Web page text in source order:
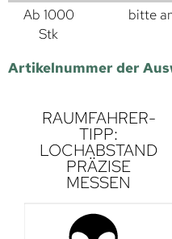
Ab 1000
Stk
bitte
Artikelnummer der
RAUMFAHRER-
TIPP:
LOCHABSTAND
PRÄZISE
MESSEN